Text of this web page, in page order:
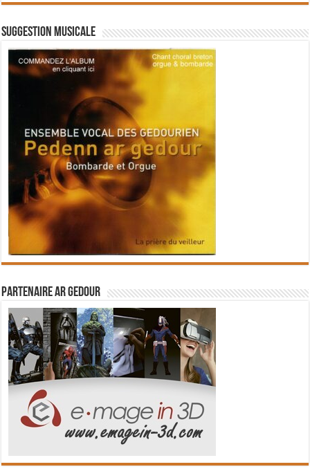
Suggestion musicale
Partenaire Ar Gedour